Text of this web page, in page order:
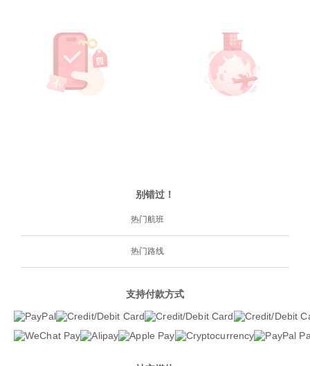
别错过！
热门航班
热门路线
支持付款方式